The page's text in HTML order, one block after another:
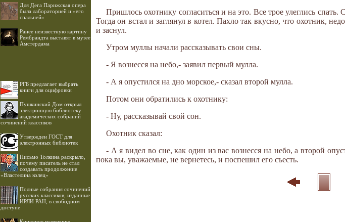
Для Дега Парижская опера
была лабораторией и «его
спальней»
Ранее неизвестную картину
Рембрандта выставят в музее
Амстердама
РГБ предлагает выбрать
книги для оцифровки
Пушкинский Дом открыл
электронную библиотеку
академических собраний
сочинений классиков
Утвержден ГОСТ для
электронных библиотек
Письмо Толкина раскрыло,
почему писатель не стал
создавать продолжение
«Властелина колец»
Полные собрания сочинений
русских классиков, изданные
ИРЛИ РАН, в свободном
доступе
Пришлось охотнику согласиться и на это. Все трое улеглись
Тогда он встал и заглянул в котел. Пахло так вкусно, что охотник,
и заснул.
Утром муллы начали рассказывать свои сны.
- Я вознесся на небо,- заявил первый мулла.
- А я опустился на дно морское,- сказал второй мулла.
Потом они обратились к охотнику:
- Ну, рассказывай свой сон.
Охотник сказал:
- А я видел во сне, как один из вас вознесся на небо, а второй
пока вы, уважаемые, не вернетесь, и поспешил его съесть.